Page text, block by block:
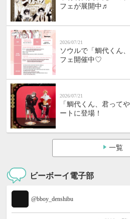
フェが展開中♬
2026/07/21
ソウルで「鯛代くん
フェ開催中♡
2026/07/21
「鯛代くん、君って
ートに登場！
一覧
ビーボーイ電子部
@bboy_denshibu